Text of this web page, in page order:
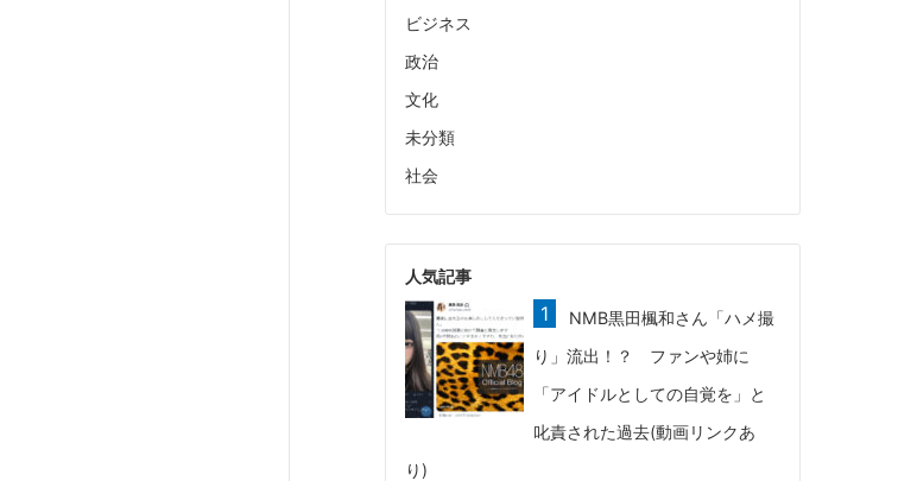
ビジネス
政治
文化
未分類
社会
人気記事
NMB黒田楓和さん「ハメ撮
り」流出！？ ファンや姉に
「アイドルとしての自覚を」と
叱責された過去(動画リンクあ
り)